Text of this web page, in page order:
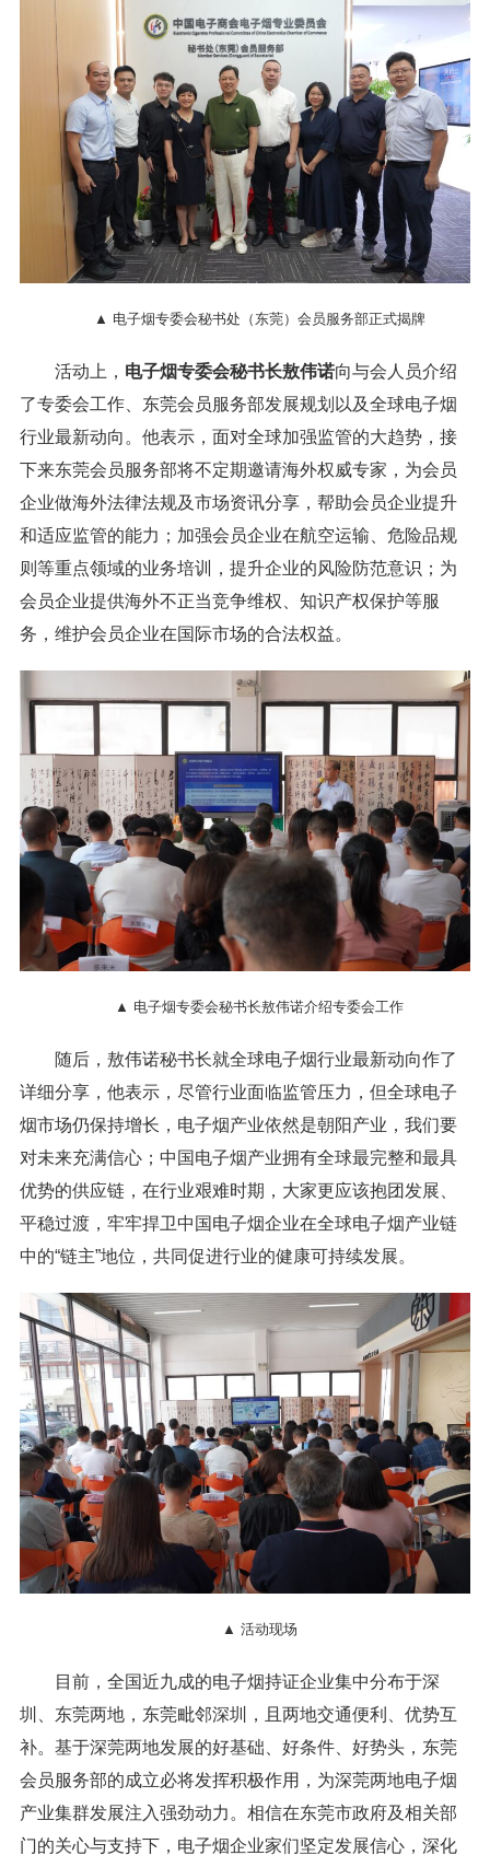
▲ 电子烟专委会秘书处（东莞）会员服务部正式揭牌
活动上， 电子烟专委会秘书长敖伟诺向与会人员介绍
了专委会工作、东莞会员服务部发展规划以及全球电子烟
行业最新动向。他表示，面对全球加强监管的大趋势，接
下来东莞会员服务部将不定期邀请海外权威专家，为会员
企业做海外法律法规及市场资讯分享，帮助会员企业提升
和适应监管的能力；加强会员企业在航空运输、危险品规
则等重点领域的业务培训，提升企业的风险防范意识；为
会员企业提供海外不正当竞争维权、知识产权保护等服
务，维护会员企业在国际市场的合法权益。
▲ 电子烟专委会秘书长敖伟诺介绍专委会工作
随后，敖伟诺秘书长就全球电子烟行业最新动向作了
详细分享，他表示，尽管行业面临监管压力，但全球电子
烟市场仍保持增长，电子烟产业依然是朝阳产业，我们要
对未来充满信心；中国电子烟产业拥有全球最完整和最具
优势的供应链，在行业艰难时期，大家更应该抱团发展、
平稳过渡，牢牢捍卫中国电子烟企业在全球电子烟产业链
中的“链主”地位，共同促进行业的健康可持续发展。
▲ 活动现场
目前，全国近九成的电子烟持证企业集中分布于深
圳、东莞两地，东莞毗邻深圳，且两地交通便利、优势互
补。基于深莞两地发展的好基础、好条件、好势头，东莞
会员服务部的成立必将发挥积极作用，为深莞两地电子烟
产业集群发展注入强劲动力。相信在东莞市政府及相关部
门的关心与支持下，电子烟企业家们坚定发展信心，深化